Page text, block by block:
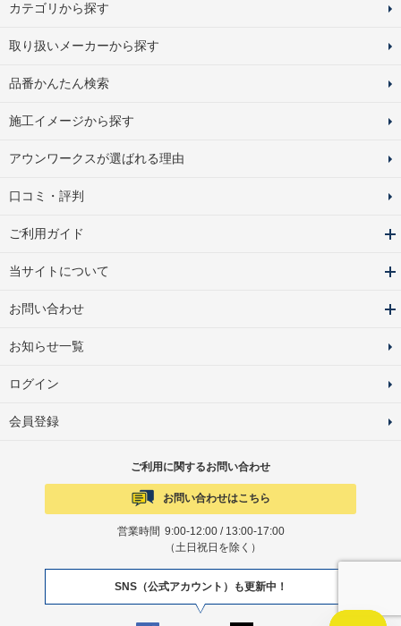
カテゴリから探す
取り扱いメーカーから探す
品番かんたん検索
施工イメージから探す
アウンワークスが選ばれる理由
口コミ・評判
ご利用ガイド
当サイトについて
お問い合わせ
お知らせ一覧
ログイン
会員登録
ご利用に関するお問い合わせ
お問い合わせはこちら
営業時間 9:00-12:00 / 13:00-17:00
（土日祝日を除く）
SNS（公式アカウント）も更新中！